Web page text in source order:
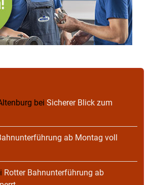
bei Sicherer Blick zum
ab Montag voll
Rotter Bahnunterführung ab